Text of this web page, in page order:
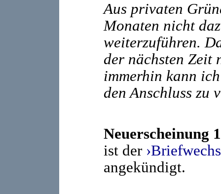
Aus privaten
Monaten nicht
weiterzuführen.
der nächsten Zeit
immerhin kann
den Anschluss zu
Neuerscheinung
ist der
angekündigt.